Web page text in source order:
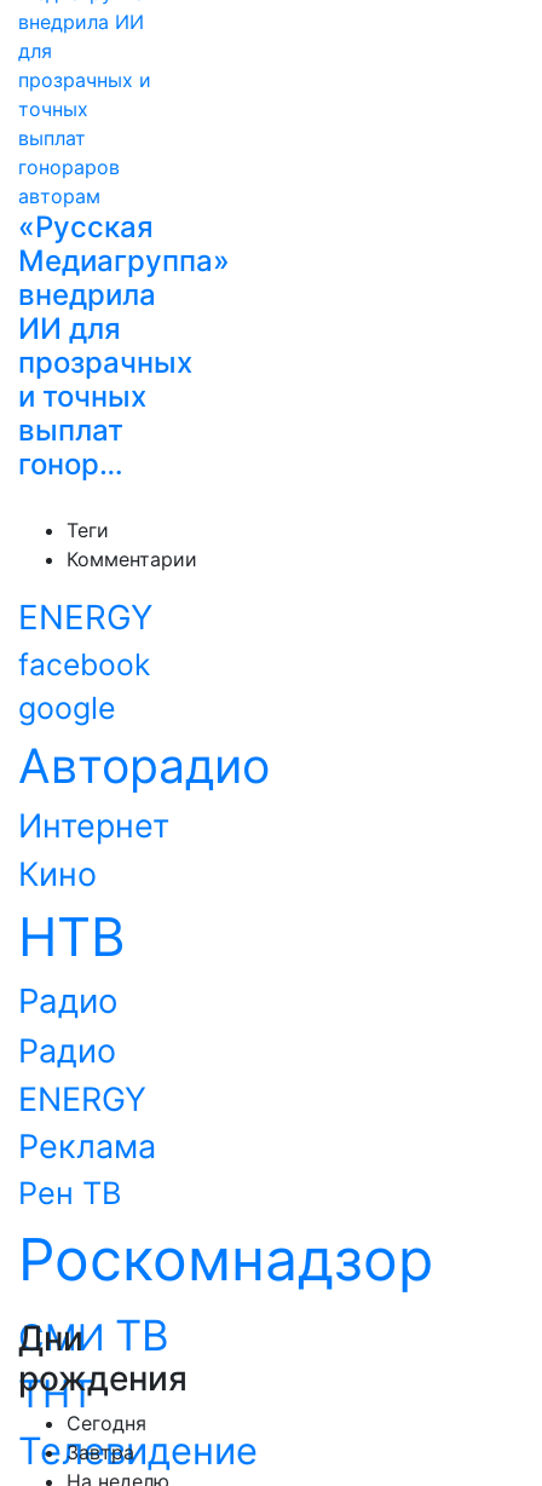
«Русская
Медиагруппа»
внедрила
ИИ для
прозрачных
и точных
выплат
гонор…
Теги
Комментарии
ENERGY
facebook
google
Авторадио
Интернет
Кино
НТВ
Радио
Радио
ENERGY
Реклама
Рен ТВ
Роскомнадзор
СМИ ТВ
ТНТ
Телевидение
Дни
рождения
Сегодня
Завтра
На неделю